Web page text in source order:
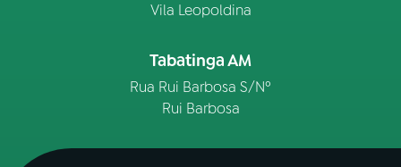
Vila Leopoldina
Tabatinga AM
Rua Rui Barbosa S/Nº
Rui Barbosa